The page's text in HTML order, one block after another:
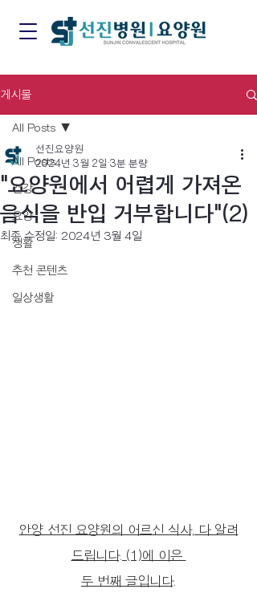
게시물
All Posts
건강
요양
생활
추천 콘텐츠
일상생활
All Posts
"요양원에서 어렵게 가져온
음식을 반입 거부합니다"(2)
선진요양원
2024년 3월 2일 3분 분량
최종 수정일: 2024년 3월 4일
안양 선진 요양원의 어르신 식사, 다 알려
드립니다. (1)에 이은
두 번째 글입니다.